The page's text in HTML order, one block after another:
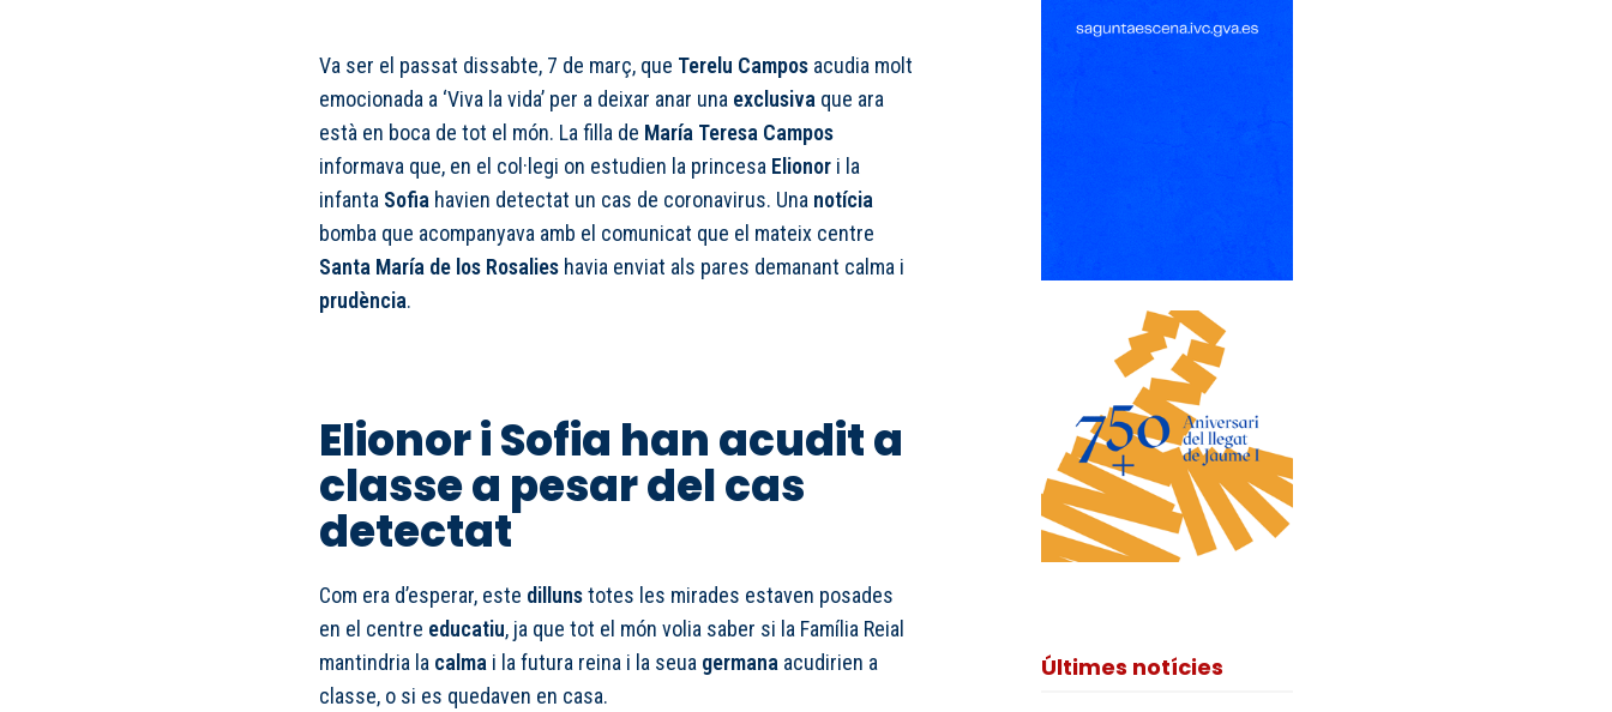
Va ser el passat dissabte, 7 de març, que Terelu Campos acudia molt
emocionada a ‘Viva la vida’ per a deixar anar una exclusiva que ara
està en boca de tot el món. La filla de María Teresa Campos
informava que, en el col·legi on estudien la princesa Elionor i la
infanta Sofia havien detectat un cas de coronavirus. Una notícia
bomba que acompanyava amb el comunicat que el mateix centre
Santa María de los Rosalies havia enviat als pares demanant calma i
prudència.
Elionor i Sofia han acudit a
classe a pesar del cas
detectat
Com era d’esperar, este dillunstotes les mirades estaven posades
en el centre educatiu, ja que tot el món volia saber si la Família Reial
mantindria la calma i la futura reina i la seua germana acudirien a
classe, o si es quedaven en casa.
Últimes notícies